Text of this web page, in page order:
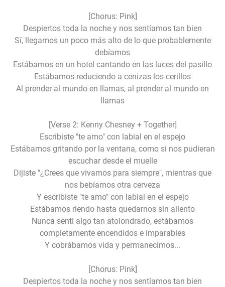
[Chorus: Pink]
Despiertos toda la noche y nos sentíamos tan bien
Sí, llegamos un poco más alto de lo que probablemente
debíamos
Estábamos en un hotel cantando en las luces del pasillo
Estábamos reduciendo a cenizas los cerillos
Al prender al mundo en llamas, al prender al mundo en
llamas
[Verse 2: Kenny Chesney + Together]
Escribiste "te amo" con labial en el espejo
Estábamos gritando por la ventana, como si nos pudieran
escuchar desde el muelle
Dijiste "¿Crees que vivamos para siempre", mientras que
nos bebíamos otra cerveza
Y escribiste "te amo" con labial en el espejo
Estábamos riendo hasta quedarnos sin aliento
Nunca sentí algo tan atolondrado, estábamos
completamente encendidos e imparables
Y cobrábamos vida y permanecimos...
[Chorus: Pink]
Despiertos toda la noche y nos sentíamos tan bien